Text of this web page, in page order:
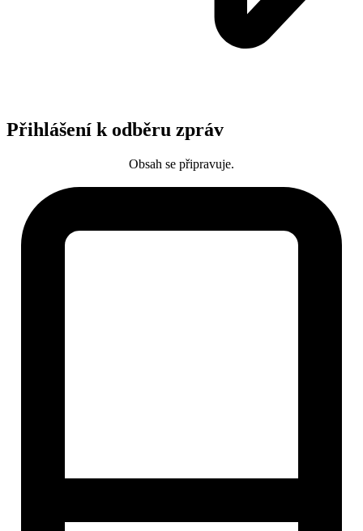
Přihlášení k odběru zpráv
Obsah se připravuje.